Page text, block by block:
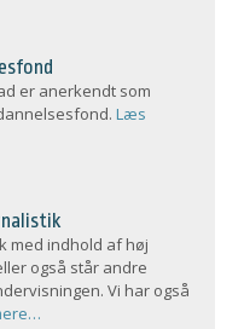
er anerkendt som
Læs
med indhold af høj
også står andre
Vi har også